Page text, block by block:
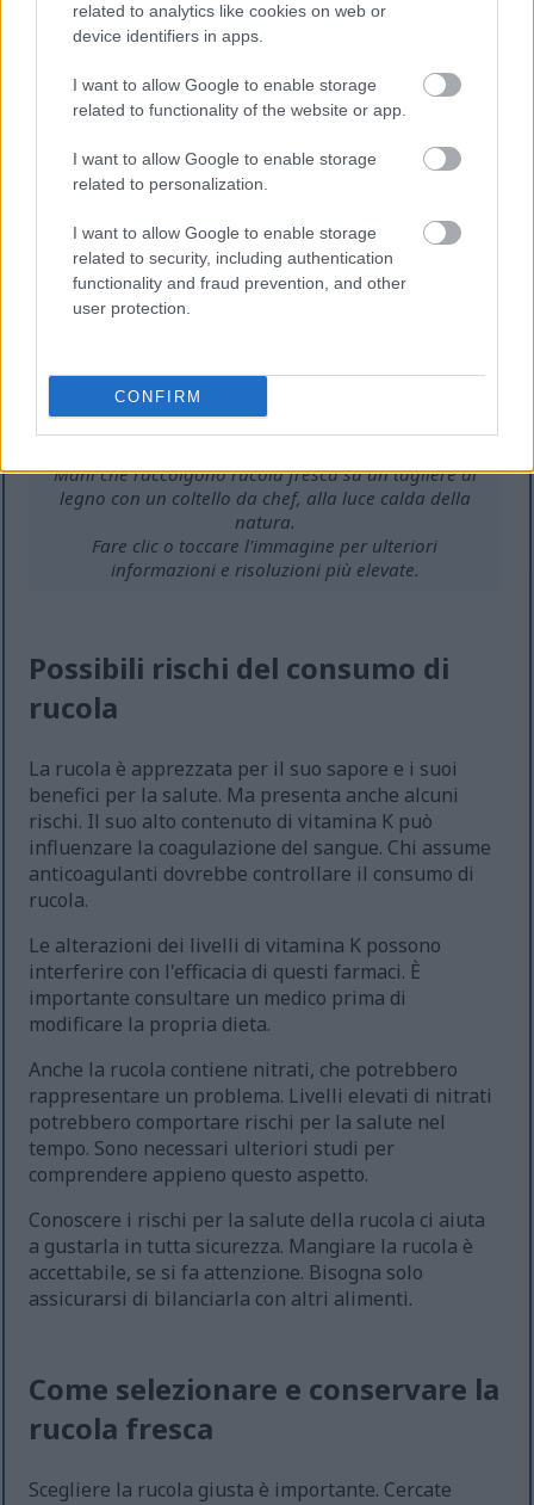
related to analytics like cookies on web or
device identifiers in apps.
I want to allow Google to enable storage
related to functionality of the website or app.
I want to allow Google to enable storage
related to personalization.
I want to allow Google to enable storage
related to security, including authentication
functionality and fraud prevention, and other
user protection.
CONFIRM
Prepara una bevanda rinfrescante aggiungendo la
amarognolo si sposa bene con la frutta,
aggiungendo nutrienti alla bevanda. Aggiungere la
permette di scoprire nuovi sapori.
Mani che raccolgono rucola fresca su un tagliere di
legno con un coltello da chef, alla luce calda della
natura.
Fare clic o toccare l'immagine per ulteriori
informazioni e risoluzioni più elevate.
Possibili rischi del consumo di
rucola
La rucola è apprezzata per il suo sapore e i suoi
benefici per la salute. Ma presenta anche alcuni
rischi. Il suo alto contenuto di vitamina K può
influenzare la coagulazione del sangue. Chi assume
anticoagulanti dovrebbe controllare il consumo di
rucola.
Le alterazioni dei livelli di vitamina K possono
interferire con l'efficacia di questi farmaci. È
importante consultare un medico prima di
modificare la propria dieta.
Anche la rucola contiene nitrati, che potrebbero
rappresentare un problema. Livelli elevati di nitrati
potrebbero comportare rischi per la salute nel
tempo. Sono necessari ulteriori studi per
comprendere appieno questo aspetto.
Conoscere i rischi per la salute della rucola ci aiuta
a gustarla in tutta sicurezza. Mangiare la rucola è
accettabile, se si fa attenzione. Bisogna solo
assicurarsi di bilanciarla con altri alimenti.
Come selezionare e conservare la
rucola fresca
Scegliere la rucola giusta è importante. Cercate